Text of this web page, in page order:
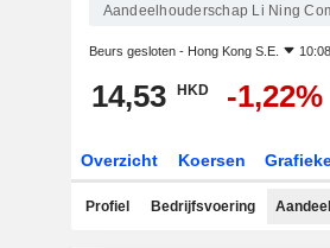
Aandeelhouderschap Li Ning
Beurs gesloten - Hong Kong S.E.
14,53 HKD -1,22%
Overzicht Koersen
Profiel Bedrijfsvoering